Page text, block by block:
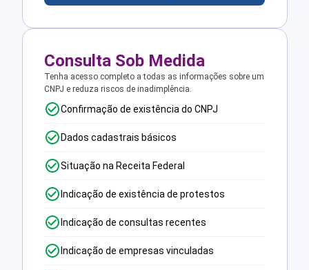
Consulta Sob Medida
Tenha acesso completo a todas as informações sobre um
CNPJ e reduza riscos de inadimplência.
Confirmação de existência do CNPJ
Dados cadastrais básicos
Situação na Receita Federal
Indicação de existência de protestos
Indicação de consultas recentes
Indicação de empresas vinculadas